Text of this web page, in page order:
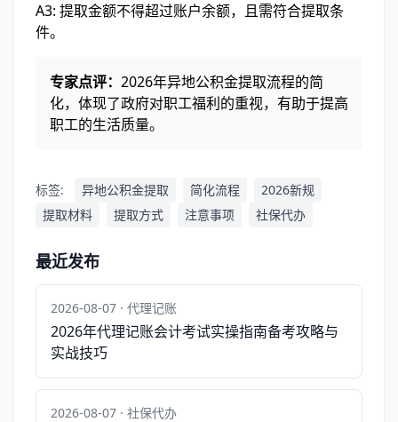
A3: 提取金额不得超过账户余额，且需符合提取条
件。
专家点评： 2026年异地公积金提取流程的简
化，体现了政府对职工福利的重视，有助于提高
职工的生活质量。
标签: 异地公积金提取 简化流程
2026新规
提取材料
提取方式 注意事项 社保代办
最近发布
2026-08-07 · 代理记账
2026年代理记账会计考试实操指南备考攻略与
实战技巧
2026-08-07 · 社保代办